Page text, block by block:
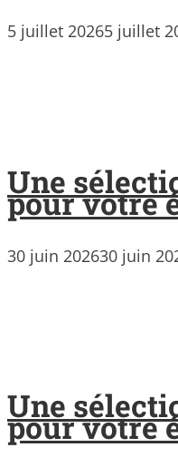
5 juillet 20265 juillet
Une
pour votre
30 juin 202630 juin
Une
pour votre